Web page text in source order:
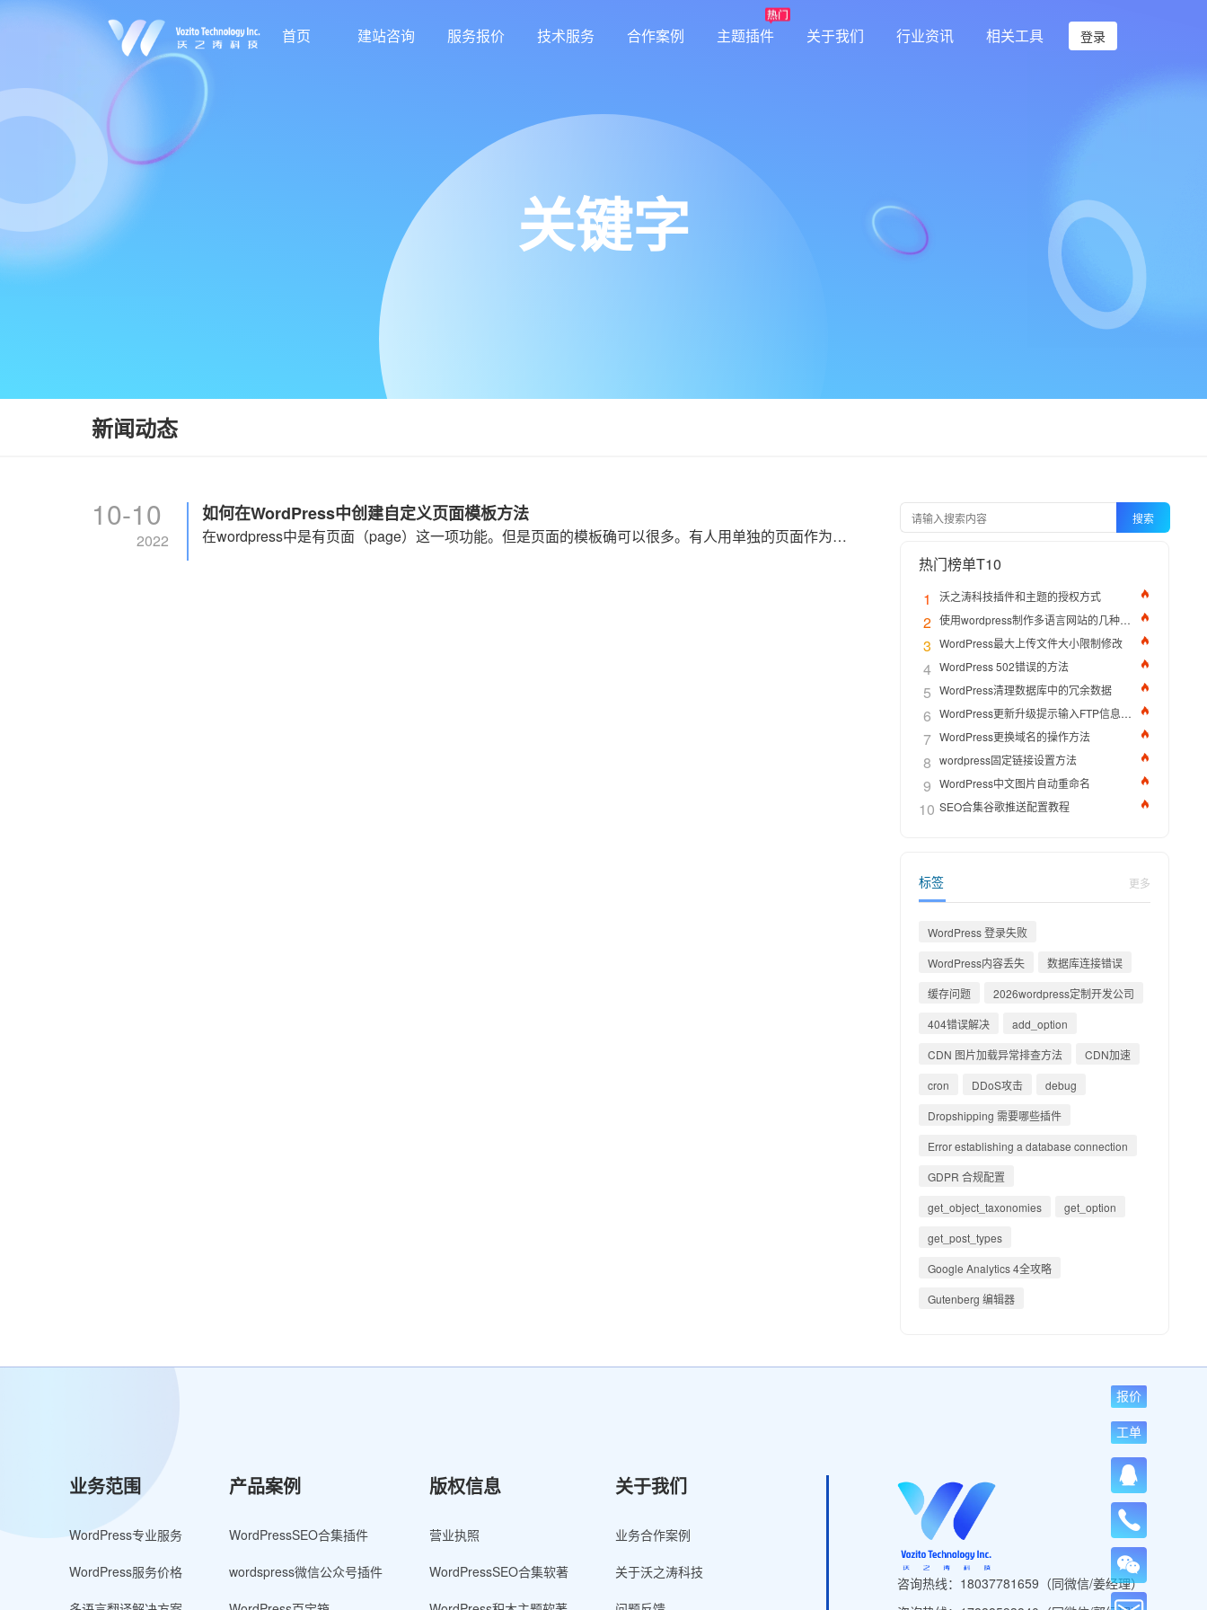
首页 建站咨询 服务报价 技术服务 合作案例 主题插件 关于我们 行业资讯 相关工具 登录
关键字
新闻动态
10-10
2022
如何在WordPress中创建自定义页面模板方法
在wordpress中是有页面（page）这一项功能。但是页面的模板确可以很多。有人用单独的页面作为首页，那页面可以是front-page.php或者index.php为模板。有人的页面是通用性的，那页面通常是page.php。今天我们要说的是在wordpress中创建自定义模板。
搜索
热门榜单T10
1
沃之涛科技插件和主题的授权方式
2 使用wordpress制作多语言网站的几种方法
3 WordPress最大上传文件大小限制修改
4 WordPress 502错误的方法
5 WordPress清理数据库中的冗余数据
6 WordPress更新升级提示输入FTP信息的解决办法
7 WordPress更换域名的操作方法
8 wordpress固定链接设置方法
9 WordPress中文图片自动重命名
10 SEO合集谷歌推送配置教程
标签 更多
WordPress 登录失败
WordPress内容丢失
数据库连接错误
缓存问题
2026wordpress定制开发公司
404错误解决
add_option
CDN 图片加载异常排查方法
CDN加速
cron
DDoS攻击
debug
Dropshipping 需要哪些插件
Error establishing a database connection
GDPR 合规配置
get_object_taxonomies
get_option
get_post_types
Google Analytics 4全攻略
Gutenberg 编辑器
业务范围
WordPress专业服务
WordPress服务价格
产品案例
WordPressSEO合集插件
wordspress微信公众号插件
版权信息
营业执照
WordPressSEO合集软著
关于我们
业务合作案例
关于沃之涛科技
咨询热线：18037781659（同微信/姜经理）
报价
工单